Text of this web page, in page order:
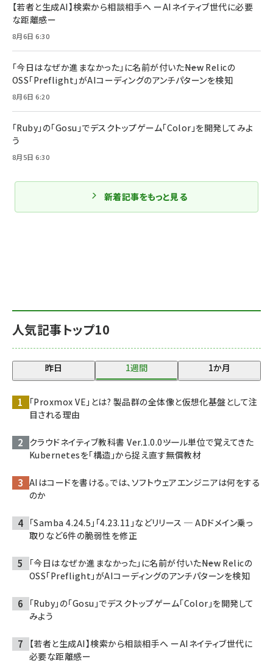
人気記事トップ10
昨日 1週間 1か月
「Proxmox VE」とは? 製品群の全体像と仮想化基盤として注
目される理由
クラウドネイティブ教科書 Ver.1.0.0――ツール単位で覚えてきた
Kubernetesを「構造」から捉え直す無償教材
AIはコードを書ける。では、ソフトウェアエンジニアは何をする
のか
「Samba 4.24.5」「4.23.11」などリリース ─ ADドメイン乗っ
取りなど6件の脆弱性を修正
「今日はなぜか進まなかった」に名前が付いた――New Relicの
OSS「Preflight」がAIコーディングのアンチパターンを検知
「Ruby」の「Gosu」でデスクトップゲーム「Color」を開発して
みよう
【若者と生成AI】検索から相談相手へ ーAIネイティブ世代に
必要な距離感ー
【若者と生成AI】検索から相談相手へ ーAIネイティブ世代に必要
な距離感ー
8月6日 6:30
「今日はなぜか進まなかった」に名前が付いた――New Relicの
OSS「Preflight」がAIコーディングのアンチパターンを検知
8月6日 6:20
「Ruby」の「Gosu」でデスクトップゲーム「Color」を開発してみよ
う
8月5日 6:30
新着記事をもっと見る